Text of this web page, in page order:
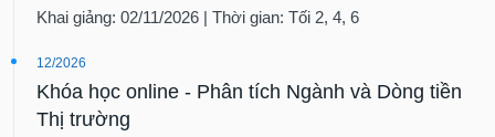
Khai giảng: 02/11/2026 | Thời gian: Tối 2, 4, 6
12/2026
Khóa học online - Phân tích Ngành và Dòng tiền
Thị trường